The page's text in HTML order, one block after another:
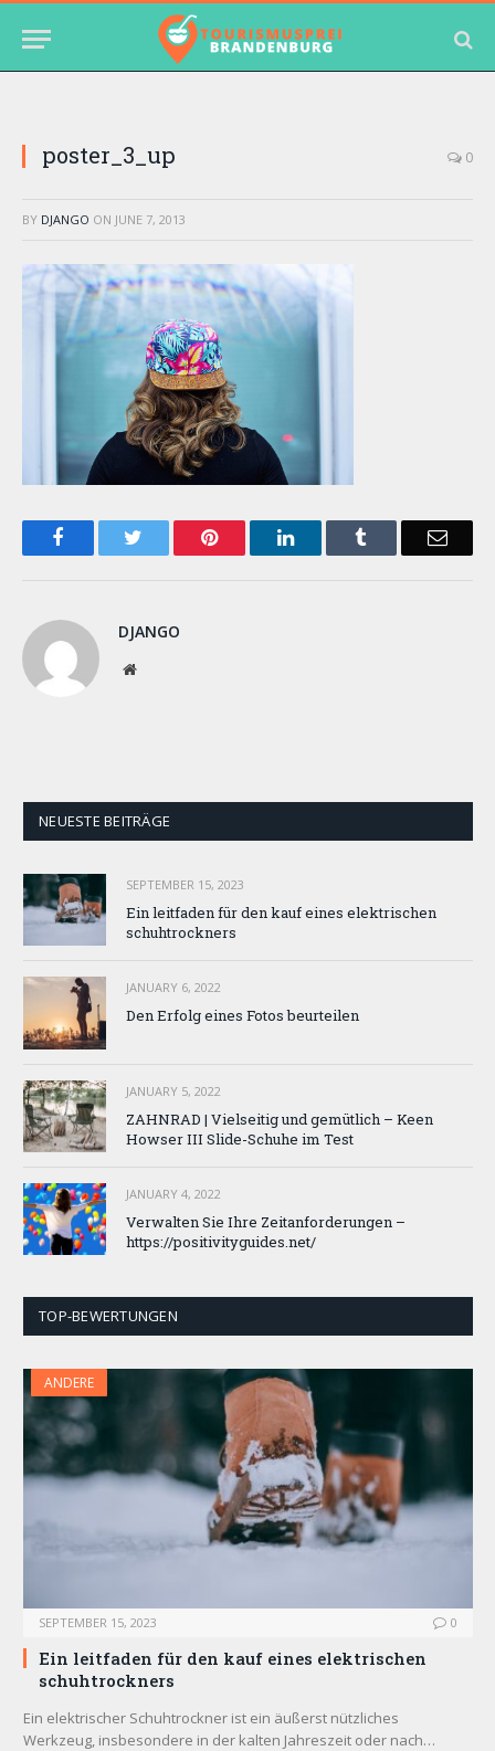
poster_3_up 0
BY DJANGO ON JUNE 7, 2013
Facebook Pinterest LinkedIn Email
DJANGO
Website
NEUESTE BEITRÄGE
SEPTEMBER 15, 2023
Ein leitfaden für den kauf eines elektrischen
schuhtrockners
JANUARY 6, 2022
Den Erfolg eines Fotos beurteilen
JANUARY 5, 2022
ZAHNRAD ​​| Vielseitig und gemütlich – Keen
Howser III Slide-Schuhe im Test
JANUARY 4, 2022
Verwalten Sie Ihre Zeitanforderungen –
https://positivityguides.net/
TOP-BEWERTUNGEN
ANDERE
SEPTEMBER 15, 2023 0
Ein leitfaden für den kauf eines elektrischen
schuhtrockners
Ein elektrischer Schuhtrockner ist ein äußerst nützliches
Werkzeug, insbesondere in der kalten Jahreszeit oder nach…